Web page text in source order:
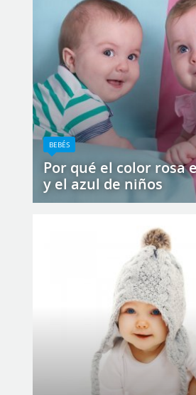
BEBÉS
Por qué el color rosa
y el azul de niños